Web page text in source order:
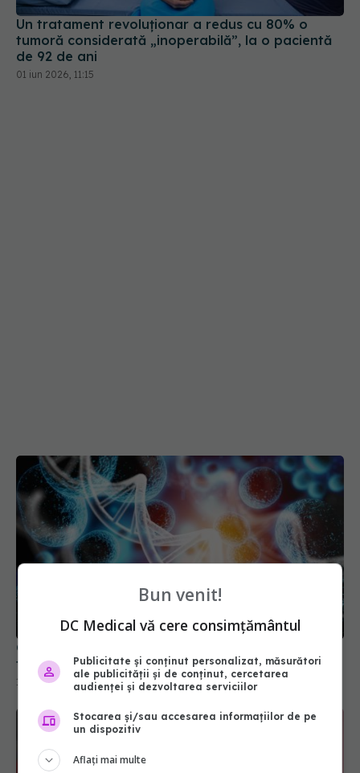
Un tratament revoluționar a redus cu 80% o
tumoră considerată „inoperabilă”, la o pacientă
de 92 de ani
01 iun 2026, 11:15
Greșeala banală care favorizează apariția a cinci
tipuri de cancer. Ce efect are circumferința taliei
14 mai 2026, 08:32
Bun venit!
DC Medical vă cere consimțământul
Publicitate și conținut personalizat, măsurători
ale publicității și de conținut, cercetarea
audienței și dezvoltarea serviciilor
Stocarea și/sau accesarea informațiilor de pe
un dispozitiv
Aflați mai multe